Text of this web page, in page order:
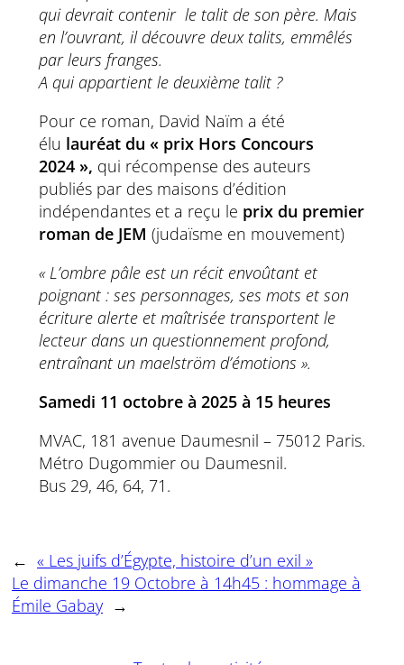
qui devrait contenir le talit de son père. Mais
en l’ouvrant, il découvre deux talits, emmêlés
par leurs franges.
A qui appartient le deuxième talit ?
Pour ce roman, David Naïm a été
élu lauréat du « prix Hors Concours
2024 », qui récompense des auteurs
publiés par des maisons d’édition
indépendantes et a reçu le prix du premier
roman de JEM (judaïsme en mouvement)
« L’ombre pâle est un récit envoûtant et
poignant : ses personnages, ses mots et son
écriture alerte et maîtrisée transportent le
lecteur dans un questionnement profond,
entraînant un maelström d’émotions ».
Samedi 11 octobre à 2025 à 15 heures
MVAC, 181 avenue Daumesnil – 75012 Paris.
Métro Dugommier ou Daumesnil.
Bus 29, 46, 64, 71.
← « Les juifs d’Égypte, histoire d’un exil »
Le dimanche 19 Octobre à 14h45 : hommage à
Émile Gabay →